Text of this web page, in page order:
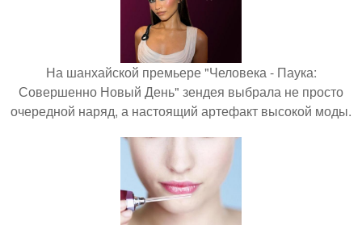
На шанхайской премьере "Человека - Паука:
Совершенно Новый День" зендея выбрала не просто
очередной наряд, а настоящий артефакт высокой моды.